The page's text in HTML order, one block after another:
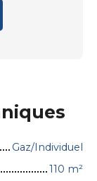
Gaz/Individuel
110 m²